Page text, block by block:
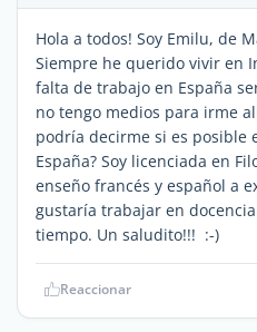
Hola a todos! Soy Emilu, de
Siempre he querido vivir en
falta de trabajo en España
no tengo medios para irme
podría decirme si es posible
España? Soy licenciada en
enseño francés y español a
gustaría trabajar en
tiempo. Un saludito!!! :-)
Reaccionar